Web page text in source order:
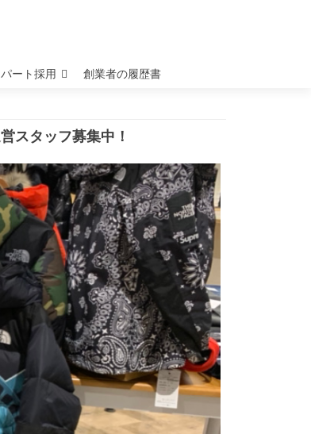
ート採用 創業者の履歴書
スタッフ募集中！